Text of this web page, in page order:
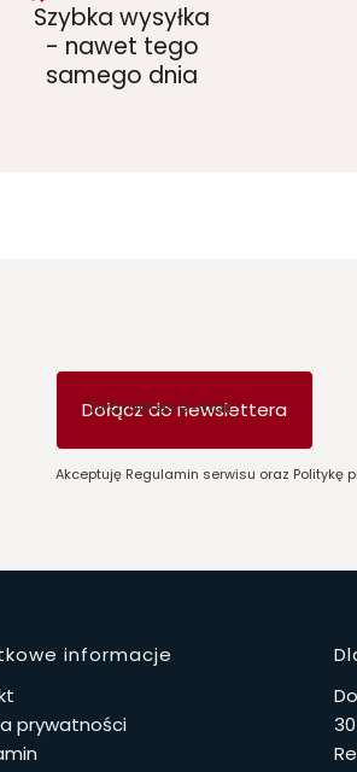
Szybka wysyłka
- nawet tego
samego dnia
Twój adres e-mail
Dołącz do newslettera
Akceptuję Regulamin serwisu oraz Politykę
w stopce
informacje
prywatności